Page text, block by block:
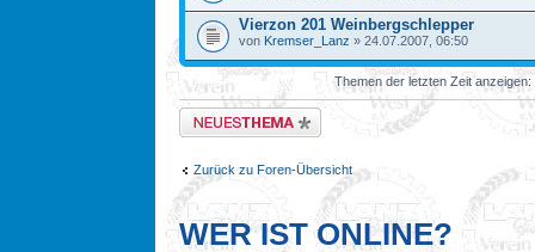
Vierzon 201 Weinbergschlepper
von Kremser_Lanz » 24.07.2007, 06:50
Themen der letzten Zeit anzeigen:
Neues Thema erstellen
Zurück zu Foren-Übersicht
WER IST ONLINE?